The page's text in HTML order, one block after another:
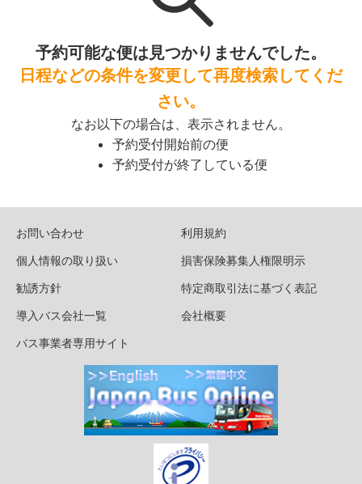
予約可能な便は見つかりませんでした。
日程などの条件を変更して再度検索してくだ
さい。
なお以下の場合は、表示されません。
予約受付開始前の便
予約受付が終了している便
お問い合わせ
利用規約
個人情報の取り扱い
損害保険募集人権限明示
勧誘方針
特定商取引法に基づく表記
導入バス会社一覧
会社概要
バス事業者専用サイト